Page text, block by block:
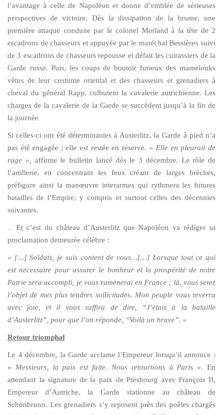
l’avantage à celle de Napoléon et donne d’emblée de sérieuses
perspectives de victoire. Dès la dissipation de la brume, une
première attaque conduite par le colonel Morland à la tête de 2
escadrons de chasseurs et appuyée par le maréchal Bessières suivi
de 3 escadrons de chasseurs repousse et défait les cuirassiers de la
Garde russe. Puis, les coups de boutoir furieux des mamelouks
vêtus de leur costume oriental et des chasseurs et grenadiers à
cheval du général Rapp, culbutent la cavalerie autrichienne. Les
charges de la cavalerie de la Garde se succèdent jusqu’à la fin de
la journée
Si celles-ci ont été déterminantes à Austerlitz, la Garde à pied n’a
pas été engagée ; elle est restée en réserve. « Elle en pleurait de
rage »,
affirme le bulletin lancé dès le 3 décembre. Le rôle de
l’artillerie, en concentrant les feux créant de larges brèches,
préfigure ainsi la manœuvre interarmes qui rythmera les futures
batailles de l’Empire, y compris et surtout celles des décennies
suivantes.
…Et c’est du château d’Austerlitz que Napoléon va rédiger sa
proclamation demeurée célèbre :
« […] Soldats, je suis content de vous…[…] Lorsque tout ce qui
est nécessaire pour assurer le bonheur et la prospérité de notre
Patrie sera accompli, je vous ramènerai en France ; là, vous serez
l’objet de mes plus tendres sollicitudes. Mon peuple vous reverra
avec joie, et il vous suffira de dire, “J’étais à la bataille
d’Austerlitz”, pour que l’on réponde, “Voilà un brave”. »
Retour triomphal
Le 4 décembre, la Garde acclame l’Empereur lorsqu’il annonce :
« Messieurs, la paix est faite. Nous retournons à Paris ». En
attendant la signature de la paix de Presbourg avec François II,
Empereur d’Autriche, la Garde stationne au château de
Schönbrunn. Les grenadiers s’y reposent près des poêles chargés